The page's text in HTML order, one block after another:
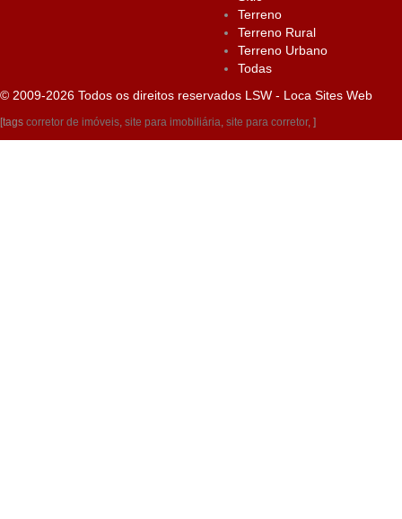
Terreno
Terreno Rural
Terreno Urbano
Todas
© 2009-2026 Todos os direitos reservados LSW - Loca Sites Web
[tags corretor de imóveis, site para imobiliária, site para corretor, ]